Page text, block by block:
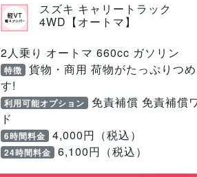
スズキ キャリートラック
4WD【オートマ】
2人乗り オートマ 660cc ガソリン
特徴 貨物・商用 荷物がたっぷりつめ
す!
利用可能オプション 免責補償 免責補償
ド
6時間料金 4,000円（税込）
24時間料金 6,100円（税込）